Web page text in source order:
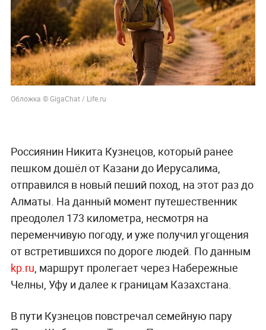
Обложка © GigaChat / Life.ru
Россиянин Никита Кузнецов, который ранее
пешком дошёл от Казани до Иерусалима,
отправился в новый пеший поход, на этот раз до
Алматы. На данный момент путешественник
преодолел 173 километра, несмотря на
переменчивую погоду, и уже получил угощения
от встретившихся по дороге людей. По данным
kp.ru, маршрут пролегает через Набережные
Челны, Уфу и далее к границам Казахстана.
В пути Кузнецов повстречал семейную пару